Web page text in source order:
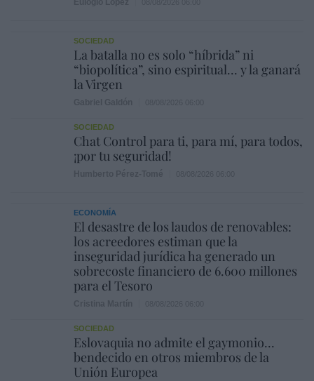
SOCIEDAD
La batalla no es solo “híbrida” ni
“biopolítica”, sino espiritual... y la ganará
la Virgen
SOCIEDAD
Chat Control para ti, para mí, para todos,
¡por tu seguridad!
ECONOMÍA
El desastre de los laudos de renovables:
los acreedores estiman que la
inseguridad jurídica ha generado un
sobrecoste financiero de 6.600 millones
para el Tesoro
SOCIEDAD
Eslovaquia no admite el gaymonio...
bendecido en otros miembros de la
Unión Europea